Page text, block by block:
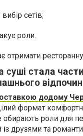
сетів;
роли.
отримати
суші стала
додому
формат
роли для
із друзями та